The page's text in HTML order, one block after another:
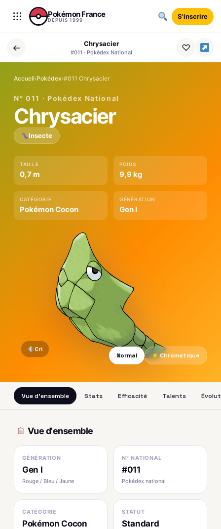
Aller au contenu
Pokémon France
DEPUIS 1999 S'inscrire
← Chrysacier
#011 · Pokédex National ♡
Accueil›Pokédex›#011 Chrysacier
N° 011 · Pokédex National
Chrysacier
Insecte
TAILLE
0,7 m
POIDS
9,9 kg
CATÉGORIE
Pokémon Cocon
GÉNÉRATION
Gen I
Cri
Normal
★Chromatique
Vue d'ensemble Stats Efficacité Talents
Vue d'ensemble
GÉNÉRATION
Gen I
Rouge / Bleu / Jaune
N° NATIONAL
#011
Pokédex national
CATÉGORIE
Pokémon Cocon
STATUT
Standard